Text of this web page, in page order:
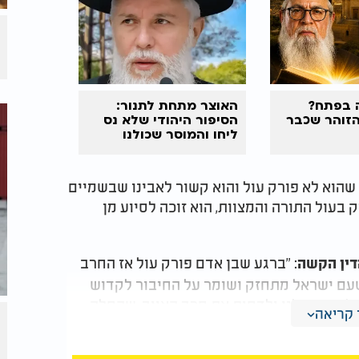
בפתח?
שכבר
האוצר מתחת לתנור:
הסיפור היהודי שלא נס
ליחו והמוסר שכולנו
לא פורק עול והוא קשור לאבינו שבשמיים
התורה והמצוות, הוא זוכה לסיוע מן
הקשה: "ברגע שבן אדם פורק עול אז החרב
ישראל מתחזק ושומר על החיבור לקדוש
הוא ניצחון רוחני, המושג רק דרך שמירת